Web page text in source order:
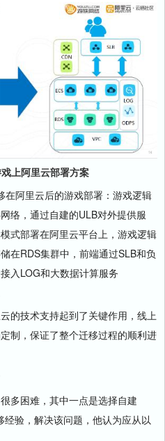
上阿里云部署方案
阿里云后的游戏部署：游戏逻辑
络，通过自建的ULB对外提供服
式部署在阿里云平台上，游戏逻辑
在RDS集群中，前端通过SLB和负
入LOG和大数据计算服务
技术支持起到了关键作用，线上
制，保证了整个迁移过程的顺利进
困难，其中一点是选择自建
验，解决该问题，他认为应从以